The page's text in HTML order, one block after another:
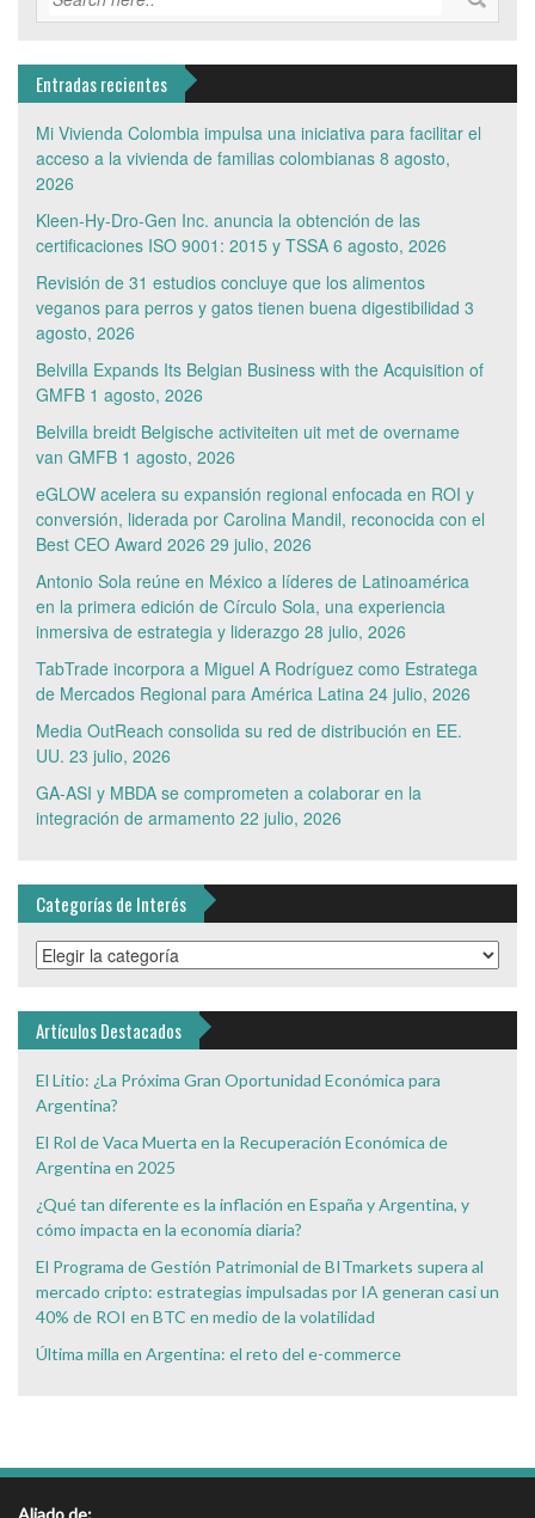
Entradas recientes
Mi Vivienda Colombia impulsa una iniciativa para facilitar el
acceso a la vivienda de familias colombianas 8 agosto,
2026
Kleen-Hy-Dro-Gen Inc. anuncia la obtención de las
certificaciones ISO 9001: 2015 y TSSA 6 agosto, 2026
Revisión de 31 estudios concluye que los alimentos
veganos para perros y gatos tienen buena digestibilidad 3
agosto, 2026
Belvilla Expands Its Belgian Business with the Acquisition of
GMFB 1 agosto, 2026
Belvilla breidt Belgische activiteiten uit met de overname
van GMFB 1 agosto, 2026
eGLOW acelera su expansión regional enfocada en ROI y
conversión, liderada por Carolina Mandil, reconocida con el
Best CEO Award 2026 29 julio, 2026
Antonio Sola reúne en México a líderes de Latinoamérica
en la primera edición de Círculo Sola, una experiencia
inmersiva de estrategia y liderazgo 28 julio, 2026
TabTrade incorpora a Miguel A Rodríguez como Estratega
de Mercados Regional para América Latina 24 julio, 2026
Media OutReach consolida su red de distribución en EE.
UU. 23 julio, 2026
GA-ASI y MBDA se comprometen a colaborar en la
integración de armamento 22 julio, 2026
Categorías de Interés
Categorías
de
Artículos Destacados
El Litio: ¿La Próxima Gran Oportunidad Económica para
Argentina?
El Rol de Vaca Muerta en la Recuperación Económica de
Argentina en 2025
¿Qué tan diferente es la inflación en España y Argentina, y
cómo impacta en la economía diaria?
El Programa de Gestión Patrimonial de BITmarkets supera al
mercado cripto: estrategias impulsadas por IA generan casi un
40% de ROI en BTC en medio de la volatilidad
Última milla en Argentina: el reto del e-commerce
Aliado de: